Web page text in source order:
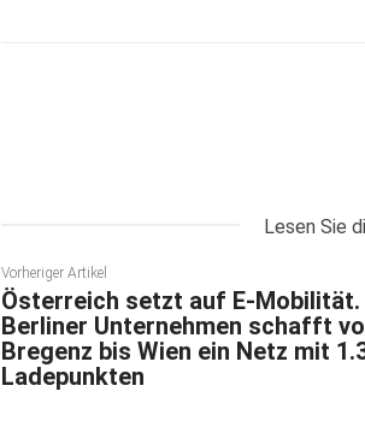
Lesen Sie
Vorheriger Artikel
Österreich setzt auf E-Mobilität.
Berliner Unternehmen schafft
Bregenz bis Wien ein Netz mit
Ladepunkten